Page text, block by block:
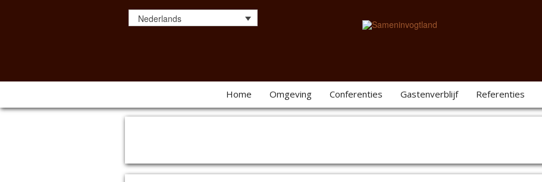
Nederlands
Home Omgeving Conferenties Gastenverblijf Referenties